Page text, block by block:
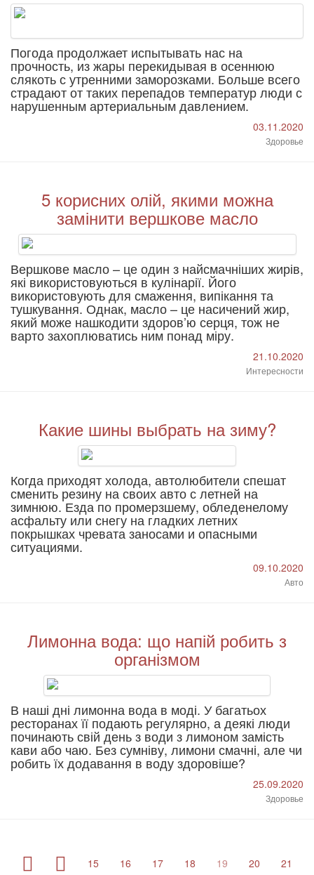
Погода продолжает испытывать нас на
прочность, из жары перекидывая в осеннюю
слякоть с утренними заморозками. Больше всего
страдают от таких перепадов температур люди с
нарушенным артериальным давлением.
03.11.2020
Здоровье
5 корисних олій, якими можна
замінити вершкове масло
Вершкове масло – це один з найсмачніших жирів,
які використовуються в кулінарії. Його
використовують для смаження, випікання та
тушкування. Однак, масло – це насичений жир,
який може нашкодити здоров’ю серця, тож не
варто захоплюватись ним понад міру.
21.10.2020
Интересности
Какие шины выбрать на зиму?
Когда приходят холода, автолюбители спешат
сменить резину на своих авто с летней на
зимнюю. Езда по промерзшему, обледенелому
асфальту или снегу на гладких летних
покрышках чревата заносами и опасными
ситуациями.
09.10.2020
Авто
Лимонна вода: що напій робить з
організмом
В наші дні лимонна вода в моді. У багатьох
ресторанах її подають регулярно, а деякі люди
починають свій день з води з лимоном замість
кави або чаю. Без сумніву, лимони смачні, але чи
робить їх додавання в воду здоровіше?
25.09.2020
Здоровье
15 16 17 18 19 20 21